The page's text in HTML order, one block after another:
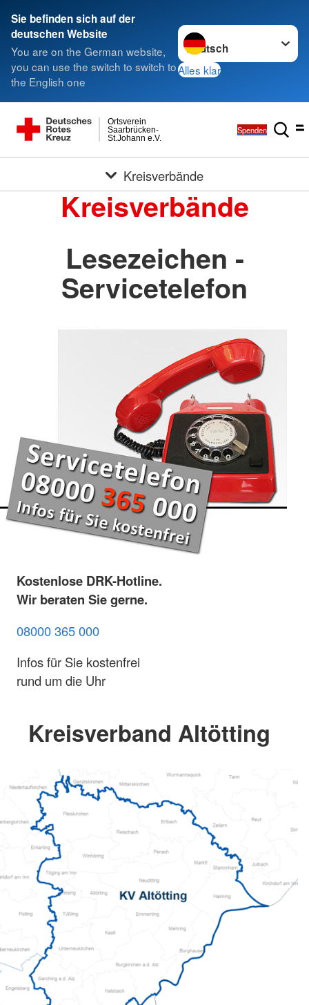
Sie befinden sich auf der
deutschen Website
You are on the German website,
you can use the switch to switch to
the English one
Sprache wechseln zu
Alles klar
St.Johann e.V.
Saarbrücken-
Ortsverein
Spenden
Kreisverbände
Kreisverbände
Lesezeichen -
Servicetelefon
Kostenlose DRK-Hotline.
Wir beraten Sie gerne.
08000 365 000
Infos für Sie kostenfrei
rund um die Uhr
Kreisverband Altötting